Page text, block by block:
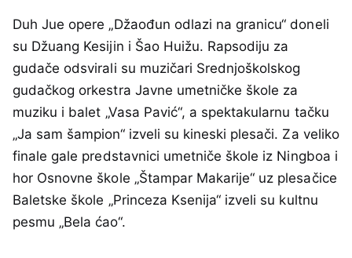
Duh Jue opere „Džaođun odlazi na granicu“ doneli
su Džuang Kesijin i Šao Huižu. Rapsodiju za
gudače odsvirali su muzičari Srednjoškolskog
gudačkog orkestra Javne umetničke škole za
muziku i balet „Vasa Pavić“, a spektakularnu tačku
„Ja sam šampion“ izveli su kineski plesači. Za veliko
finale gale predstavnici umetniče škole iz Ningboa i
hor Osnovne škole „Štampar Makarije“ uz plesačice
Baletske škole „Princeza Ksenija“ izveli su kultnu
pesmu „Bela ćao“.